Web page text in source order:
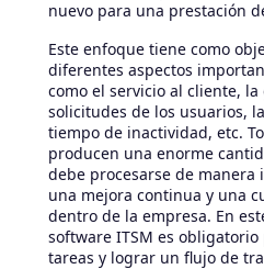
nuevo para una prestación
Este enfoque tiene como
diferentes aspectos
como el servicio al cliente,
solicitudes de los usuarios,
tiempo de inactividad, etc.
producen una enorme
debe procesarse de
una mejora continua y una
dentro de la empresa. En
software ITSM es
tareas y lograr un flujo de